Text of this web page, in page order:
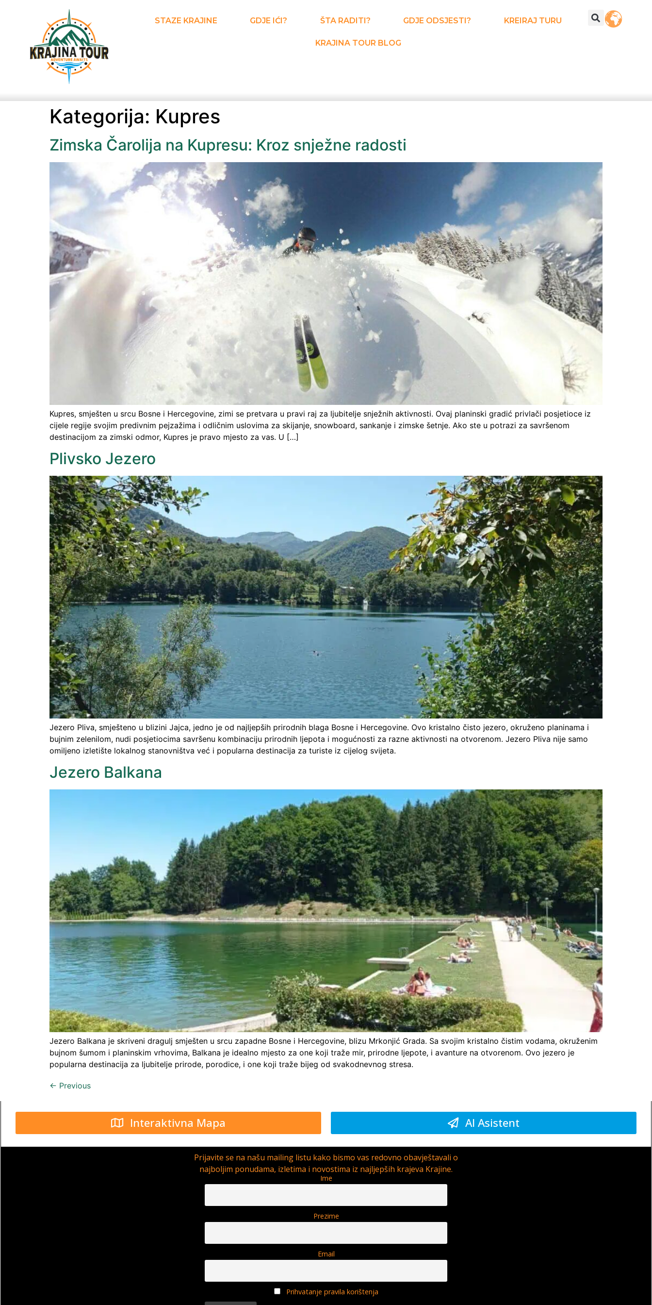
STAZE KRAJINE GDJE IĆI? ŠTA RADITI? GDJE ODSJESTI? KREIRAJ TURU
KRAJINA TOUR BLOG
Kategorija: Kupres
Zimska Čarolija na Kupresu: Kroz snježne radosti
Kupres, smješten u srcu Bosne i Hercegovine, zimi se pretvara u pravi raj za ljubitelje snježnih aktivnosti. Ovaj planinski gradić privlači posjetioce iz
cijele regije svojim predivnim pejzažima i odličnim uslovima za skijanje, snowboard, sankanje i zimske šetnje. Ako ste u potrazi za savršenom
destinacijom za zimski odmor, Kupres je pravo mjesto za vas. U […]
Plivsko Jezero
Jezero Pliva, smješteno u blizini Jajca, jedno je od najljepših prirodnih blaga Bosne i Hercegovine. Ovo kristalno čisto jezero, okruženo planinama i
bujnim zelenilom, nudi posjetiocima savršenu kombinaciju prirodnih ljepota i mogućnosti za razne aktivnosti na otvorenom. Jezero Pliva nije samo
omiljeno izletište lokalnog stanovništva već i popularna destinacija za turiste iz cijelog svijeta.
Jezero Balkana
Jezero Balkana je skriveni dragulj smješten u srcu zapadne Bosne i Hercegovine, blizu Mrkonjić Grada. Sa svojim kristalno čistim vodama, okruženim
bujnom šumom i planinskim vrhovima, Balkana je idealno mjesto za one koji traže mir, prirodne ljepote, i avanture na otvorenom. Ovo jezero je
popularna destinacija za ljubitelje prirode, porodice, i one koji traže bijeg od svakodnevnog stresa.
← Previous
Interaktivna Mapa AI Asistent
Prijavite se na našu mailing listu kako bismo vas redovno obavještavali o
najboljim ponudama, izletima i novostima iz najljepših krajeva Krajine.
Ime
Prezime
Email
Prihvatanje pravila korištenja